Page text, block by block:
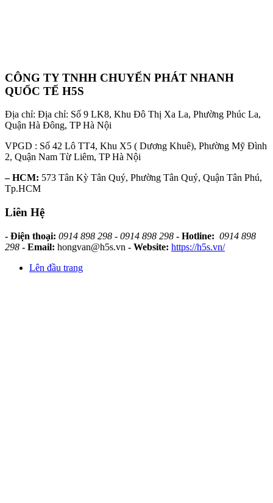
CÔNG TY TNHH CHUYỂN PHÁT NHANH
QUỐC TẾ H5S
Địa chỉ: Địa chỉ: Số 9 LK8, Khu Đô Thị Xa La, Phường Phúc La,
Quận Hà Đông, TP Hà Nội
VPGD : Số 42 Lô TT4, Khu X5 ( Dương Khuê), Phường Mỹ Đình
2, Quận Nam Từ Liêm, TP Hà Nội
– HCM: 573 Tân Kỳ Tân Quý, Phường Tân Quý, Quận Tân Phú,
Tp.HCM
Liên Hệ
- Điện thoại: 0914 898 298 - 0914 898 298 - Hotline: 0914 898
298 - Email: hongvan@h5s.vn - Website: https://h5s.vn/
Lên đầu trang